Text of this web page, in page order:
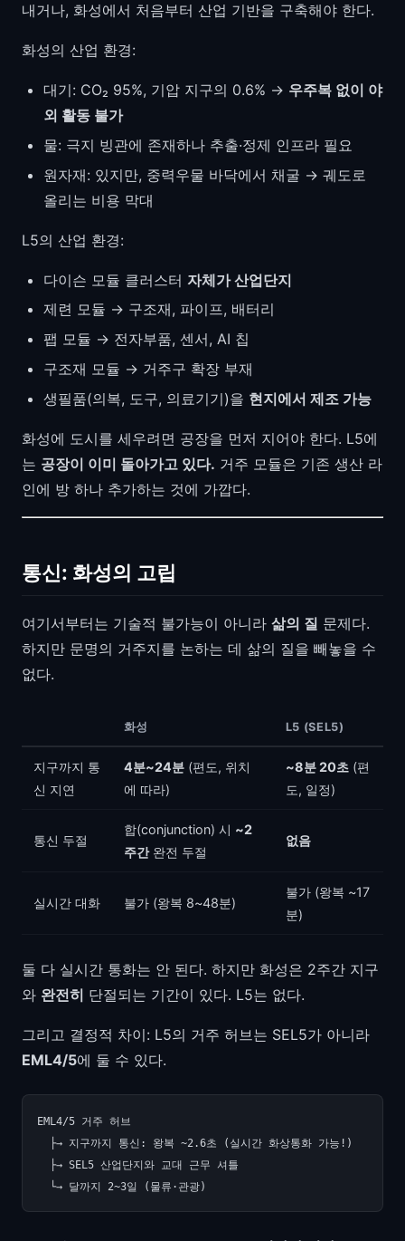
내거나, 화성에서 처음부터 산업 기반을 구축해야 한다.
화성의 산업 환경:
대기: CO₂ 95%, 기압 지구의 0.6% → 우주복 없이 야
외 활동 불가
물: 극지 빙관에 존재하나 추출·정제 인프라 필요
원자재: 있지만, 중력우물 바닥에서 채굴 → 궤도로
올리는 비용 막대
L5의 산업 환경:
다이슨 모듈 클러스터 자체가 산업단지
제련 모듈 → 구조재, 파이프, 배터리
팹 모듈 → 전자부품, 센서, AI 칩
구조재 모듈 → 거주구 확장 부재
생필품(의복, 도구, 의료기기)을 현지에서 제조 가능
화성에 도시를 세우려면 공장을 먼저 지어야 한다. L5에
는 공장이 이미 돌아가고 있다. 거주 모듈은 기존 생산 라
인에 방 하나 추가하는 것에 가깝다.
통신: 화성의 고립
여기서부터는 기술적 불가능이 아니라 삶의 질 문제다.
하지만 문명의 거주지를 논하는 데 삶의 질을 빼놓을 수
없다.
화성 L5 (SEL5)
지구까지 통
신 지연
4분~24분(편도, 위치
에 따라)
~8분 20초(편
도, 일정)
통신 두절
합(conjunction) 시 ~2
주간완전 두절
없음
실시간 대화 불가 (왕복 8~48분)
불가 (왕복 ~17
분)
둘 다 실시간 통화는 안 된다. 하지만 화성은 2주간 지구
와 완전히 단절되는 기간이 있다. L5는 없다.
그리고 결정적 차이: L5의 거주 허브는 SEL5가 아니라
EML4/5에 둘 수 있다.
EML4/5 거주 허브
  ├→ 지구까지 통신: 왕복 ~2.6초 (실시간 화상통화 가능!)
  ├→ SEL5 산업단지와 교대 근무 셔틀